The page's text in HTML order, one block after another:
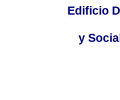
Edificio
y